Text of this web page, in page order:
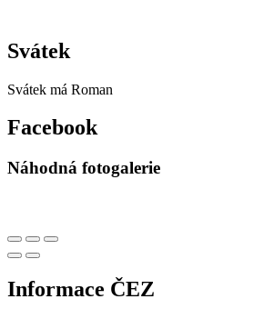
Svátek
Svátek má Roman
Facebook
Náhodná fotogalerie
Informace ČEZ